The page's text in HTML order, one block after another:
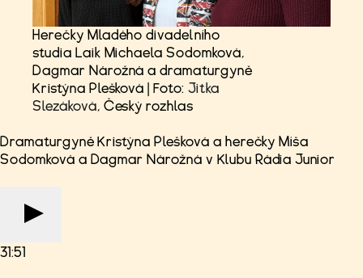
Herečky Mladého divadelního
studia Laik Michaela Sodomková,
Dagmar Nárožná a dramaturgyně
Kristýna Plešková | Foto: Jitka
Slezáková, Český rozhlas
Dramaturgyně Kristýna Plešková a herečky Míša
Sodomková a Dagmar Nárožná v Klubu Rádia Junior
31:51